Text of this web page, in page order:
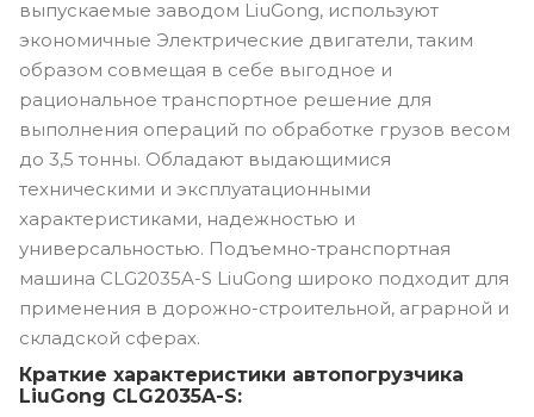
выпускаемые заводом LiuGong, используют
экономичные Электрические двигатели, таким
образом совмещая в себе выгодное и
рациональное транспортное решение для
выполнения операций по обработке грузов весом
до 3,5 тонны. Обладают выдающимися
техническими и эксплуатационными
характеристиками, надежностью и
универсальностью. Подъемно-транспортная
машина CLG2035A-S LiuGong широко подходит для
применения в дорожно-строительной, аграрной и
складской сферах.
Краткие характеристики автопогрузчика
LiuGong CLG2035A-S: